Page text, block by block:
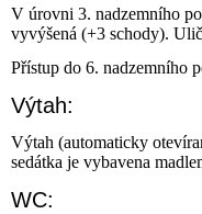
V úrovni 3. nadzemního
vyvýšená (+3 schody).
Přístup do 6. nadzemního
Výtah:
Výtah (automaticky
sedátka je vybavena
WC: